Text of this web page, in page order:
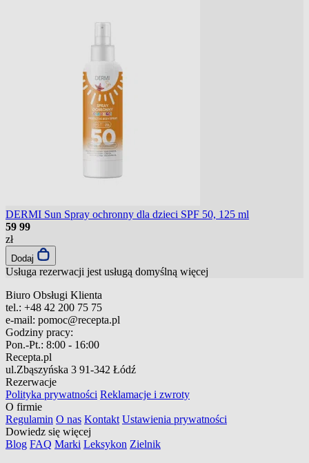
DERMI Sun Spray ochronny dla dzieci SPF 50, 125 ml
59 99
zł
Dodaj
Usługa rezerwacji jest usługą domyślną więcej
Biuro Obsługi Klienta
tel.: +48 42 200 75 75
e-mail: pomoc@recepta.pl
Godziny pracy:
Pon.-Pt.: 8:00 - 16:00
Recepta.pl
ul.Zbąszyńska 3 91-342 Łódź
Rezerwacje
Polityka prywatności Reklamacje i zwroty
O firmie
Regulamin O nas Kontakt Ustawienia prywatności
Dowiedz się więcej
Blog FAQ Marki Leksykon Zielnik